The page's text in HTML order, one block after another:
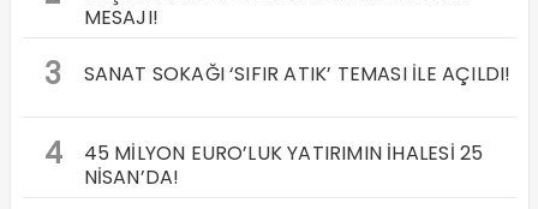
MESAJI!
3 SANAT SOKAĞI ‘SIFIR ATIK’ TEMASI İLE AÇILDI!
4
45 MİLYON EURO’LUK YATIRIMIN İHALESİ 25
NİSAN’DA!